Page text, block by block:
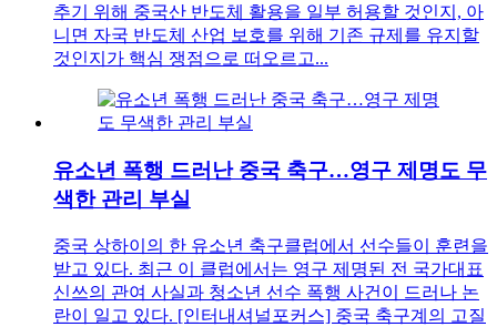
추기 위해 중국산 반도체 활용을 일부 허용할 것인지, 아
니면 자국 반도체 산업 보호를 위해 기존 규제를 유지할
것인지가 핵심 쟁점으로 떠오르고...
유소년 폭행 드러난 중국 축구…영구 제명도 무
색한 관리 부실
중국 상하이의 한 유소년 축구클럽에서 선수들이 훈련을
받고 있다. 최근 이 클럽에서는 영구 제명된 전 국가대표
신쓰의 관여 사실과 청소년 선수 폭행 사건이 드러나 논
란이 일고 있다. [인터내셔널포커스] 중국 축구계의 고질